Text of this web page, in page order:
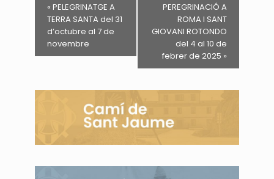
« PELEGRINATGE A
TERRA SANTA del 31
d’octubre al 7 de
novembre
PEREGRINACIÓ A
ROMA I SANT
GIOVANI ROTONDO
del 4 al 10 de
febrer de 2025 »